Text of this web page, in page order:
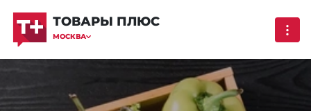
ТОВАРЫ ПЛЮС
МОСКВА